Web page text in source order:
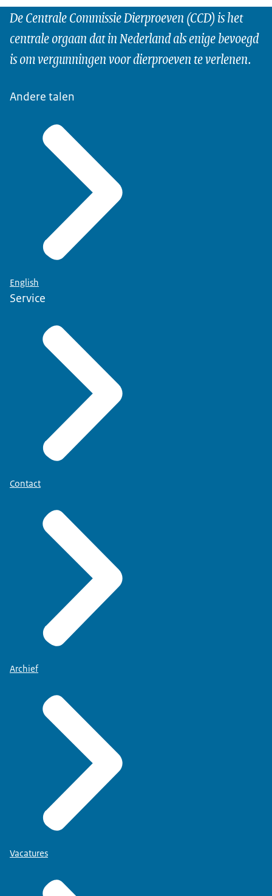
De Centrale Commissie Dierproeven (CCD) is het
centrale orgaan dat in Nederland als enige bevoegd
is om vergunningen voor dierproeven te verlenen.
Andere talen
English
Service
Contact
Archief
Vacatures